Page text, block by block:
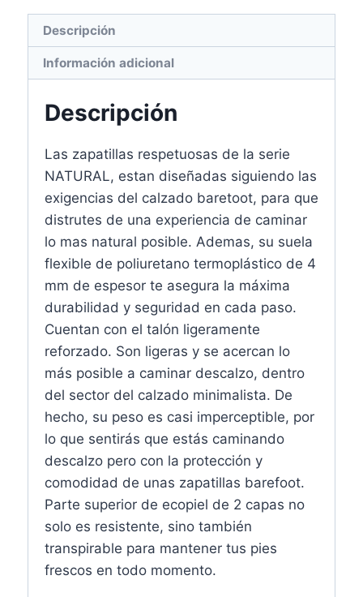
Descripción
Información adicional
Descripción
Las zapatillas respetuosas de la serie
NATURAL, estan diseñadas siguiendo las
exigencias del calzado baretoot, para que
distrutes de una experiencia de caminar
lo mas natural posible. Ademas, su suela
flexible de poliuretano termoplástico de 4
mm de espesor te asegura la máxima
durabilidad y seguridad en cada paso.
Cuentan con el talón ligeramente
reforzado. Son ligeras y se acercan lo
más posible a caminar descalzo, dentro
del sector del calzado minimalista. De
hecho, su peso es casi imperceptible, por
lo que sentirás que estás caminando
descalzo pero con la protección y
comodidad de unas zapatillas barefoot.
Parte superior de ecopiel de 2 capas no
solo es resistente, sino también
transpirable para mantener tus pies
frescos en todo momento.